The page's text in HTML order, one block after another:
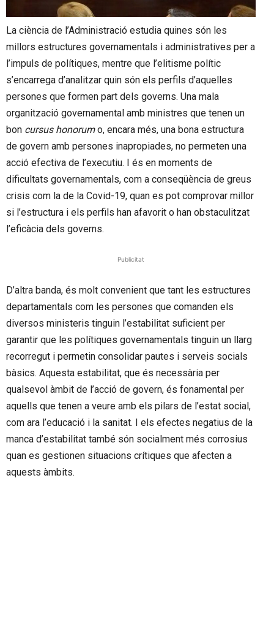
La ciència de l’Administració estudia quines són les
millors estructures governamentals i administratives per a
l’impuls de polítiques, mentre que l’elitisme polític
s’encarrega d’analitzar quin són els perfils d’aquelles
persones que formen part dels governs. Una mala
organització governamental amb ministres que tenen un
bon cursus honorumo, encara més, una bona estructura
de govern amb persones inapropiades, no permeten una
acció efectiva de l’executiu. I és en moments de
dificultats governamentals, com a conseqüència de greus
crisis com la de la Covid-19, quan es pot comprovar millor
si l’estructura i els perfils han afavorit o han obstaculitzat
l’eficàcia dels governs.
Publicitat
D’altra banda, és molt convenient que tant les estructures
departamentals com les persones que comanden els
diversos ministeris tinguin l’estabilitat suficient per
garantir que les polítiques governamentals tinguin un llarg
recorregut i permetin consolidar pautes i serveis socials
bàsics. Aquesta estabilitat, que és necessària per
qualsevol àmbit de l’acció de govern, és fonamental per
aquells que tenen a veure amb els pilars de l’estat social,
com ara l’educació i la sanitat. I els efectes negatius de la
manca d’estabilitat també són socialment més corrosius
quan es gestionen situacions crítiques que afecten a
aquests àmbits.